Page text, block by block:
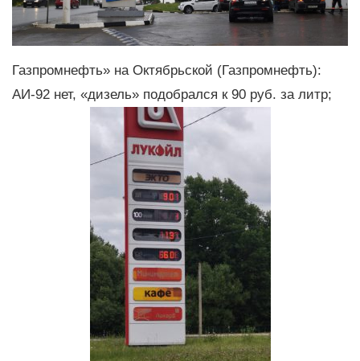
Газпромнефть» на Октябрьской (Газпромнефть):
АИ-92 нет, «дизель» подобрался к 90 руб. за литр;